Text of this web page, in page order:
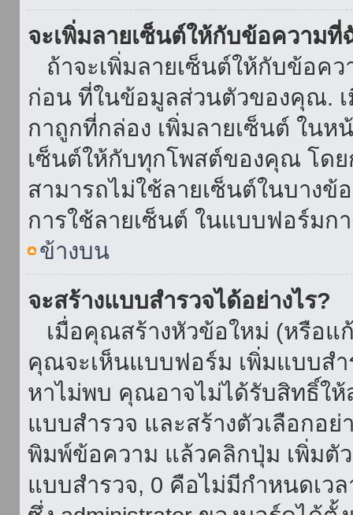
จะเพิ่มลายเซ็นต์ให้กับข้อความที่
ถ้าจะเพิ่มลายเซ็นต์ให้กับข้อค
ก่อน ที่ในข้อมูลส่วนตัวของคุณ.
กาถูกที่กล่อง เพิ่มลายเซ็นต์ ใน
เซ็นต์ให้กับทุกโพสต์ของคุณ โด
สามารถไม่ใช้ลายเซ็นต์ในบางข้
การใช้ลายเซ็นต์ ในแบบฟอร์มก
ข้างบน
จะสร้างแบบสำรวจได้อย่างไร?
เมื่อคุณสร้างหัวข้อใหม่ (หรือ
คุณจะเห็นแบบฟอร์ม เพิ่มแบบส
หาไม่พบ คุณอาจไม่ได้รับสิทธิ์ใ
แบบสำรวจ และสร้างตัวเลือกอย่
พิมพ์ข้อความ แล้วคลิกปุ่ม เพิ่มตั
แบบสำรวจ, 0 คือไม่มีกำหนดเว